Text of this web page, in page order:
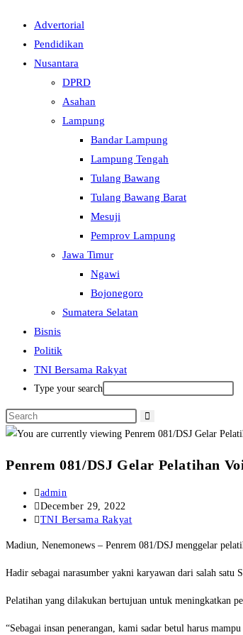
Advertorial
Pendidikan
Nusantara
DPRD
Asahan
Lampung
Bandar Lampung
Lampung Tengah
Tulang Bawang
Tulang Bawang Barat
Mesuji
Pemprov Lampung
Jawa Timur
Ngawi
Bojonegoro
Sumatera Selatan
Bisnis
Politik
TNI Bersama Rakyat
Type your search
Penrem 081/DSJ Gelar Pelatihan
Post
author:
admin
Post
published:
December 29, 2022
Post
TNI Bersama Rakyat
Madiun, Nenemonews – Penrem 081/DSJ menggelar
Hadir sebagai narasumber yakni karyawan dari salah
Pelatihan yang dilakukan bertujuan untuk meningkatkan
“Sebagai insan penerangan, kami sadar betul harus